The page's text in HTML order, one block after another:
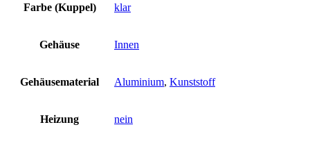
Farbe (Kuppel) klar
Gehäuse Innen
Gehäusematerial Aluminium, Kunststoff
Heizung nein